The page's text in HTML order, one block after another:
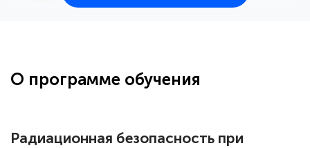
большое количество методических
О программе обучения
Радиационная безопасность при